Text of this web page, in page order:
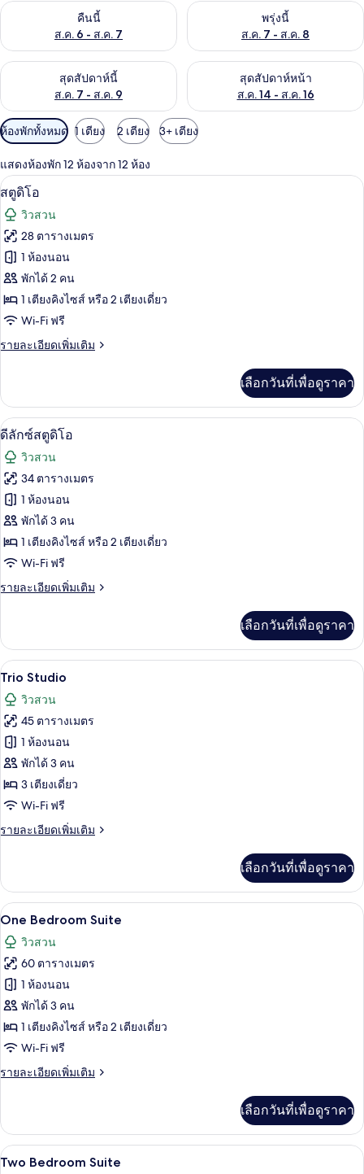
คืนนี้
ส.ค. 6 - ส.ค. 7
ตรวจสอบจำนวนห้องพักว่างในคืนนี้ ส.ค. 6 - ส.ค. 7พรุ่งนี้
ส.ค. 7 - ส.ค. 8
ตรวจสอบจำนวนห้องพักว่างใน
สุดสัปดาห์นี้
ส.ค. 7 - ส.ค. 9
ตรวจสอบจำนวนห้องพักว่างในสุดสัปดาห์นี้ ส.ค. 7 - ส.ค. 9
สุดสัปดาห์หน้า
ส.ค. 14 - ส.ค. 16
ตรวจสอบจำนวนห้องพักว่างใน
ตัว
กรอง
ที่
มี
ให้
สำหรับ
ห้อง
พัก
ห้องพักทั้งหมด 1 เตียง 2 เตียง 3+ เตียง
แสดงห้องพัก 12 ห้องจาก 12 ห้อง
เปิด
ภาพถ่าย
ทั้งหมด
ของ
สตู
ดิโอ
สตูดิโอ | เครื่องนอนระดับพรีเมียม, ตู้
8
สตูดิโอ
วิวสวน
28 ตารางเมตร
1 ห้องนอน
พักได้ 2 คน
1 เตียงคิงไซส์ หรือ 2 เตียงเดี่ยว
Wi-Fi ฟรี
รายละเอียดเพิ่มเติม
ราย
เกี่ยว
กับ
สตู
โอ
เลือกวันที่เพื่อดูราคา
เปิด
ภาพถ่าย
ทั้งหมด
ของ
ดี
ลัก
ซ์
สตู
ดีลักซ์สตูดิโอ | เครื่องนอนระดับพรีเมี
6
ดีลักซ์สตูดิโอ
วิวสวน
34 ตารางเมตร
1 ห้องนอน
พักได้ 3 คน
1 เตียงคิงไซส์ หรือ 2 เตียงเดี่ยว
Wi-Fi ฟรี
รายละเอียดเพิ่มเติม
ราย
เกี่ยว
กับ
ดี
ซ์
สตู
โอ
เลือกวันที่เพื่อดูราคา
เปิด
ภาพถ่าย
ทั้งหมด
ของ
Trio
Studio
Trio Studio | เครื่องนอนระดับพรีเมีย
6
Trio Studio
วิวสวน
45 ตารางเมตร
1 ห้องนอน
พักได้ 3 คน
3 เตียงเดี่ยว
Wi-Fi ฟรี
รายละเอียดเพิ่มเติม
ราย
เกี่ยว
กับ
Trio
เลือกวันที่เพื่อดูราคา
เปิด
ภาพถ่าย
ทั้งหมด
ของ
One
Bedroom
Suite
One Bedroom Suite | เครื่องนอนระ
7
One Bedroom Suite
วิวสวน
60 ตารางเมตร
1 ห้องนอน
พักได้ 3 คน
1 เตียงคิงไซส์ หรือ 2 เตียงเดี่ยว
Wi-Fi ฟรี
รายละเอียดเพิ่มเติม
ราย
เกี่ยว
กับ
One
เลือกวันที่เพื่อดูราคา
เปิด10
Two Bedroom Suite